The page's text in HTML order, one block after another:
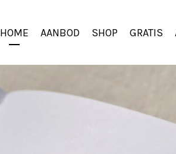
HOME AANBOD SHOP GRATIS